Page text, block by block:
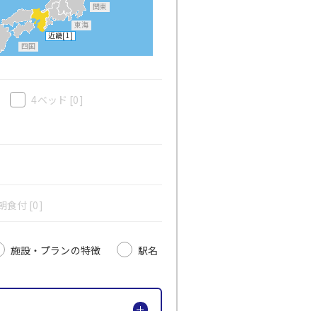
関東
東海
近畿[1]
四国
4ベッド [0]
食付 [0]
施設・プランの特徴 駅名